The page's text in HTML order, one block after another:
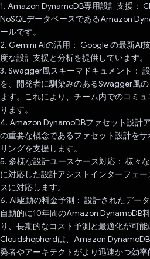
1. Amazon DynamoDB専用設計支援：
NoSQLデータベースであるAmazon
ールです。
2. Gemini AIの活用： Google の最新AI
度な設計支援と分析を提供しています。
3. Swagger風スキーマドキュメント：
を、開発者に馴染みのあるSwagger風
ます。これにより、チーム内でのコミ
ります。
4. Amazon DynamoDBファセット設計
の重要な概念であるファセット設計を
リングを支援します。
5. 多様な設計ユースケース対応： 様々
に対応した設計アシストインターフェ
スに対応します。
6. AI駆動の料金予測： 設計されたデー
自動的に10年間のAmazon DynamoDB
り、長期的なコスト予測と最適化が可能
Cloudshepherdは、Amazon
発者やアーキテクトがより迅速かつ効